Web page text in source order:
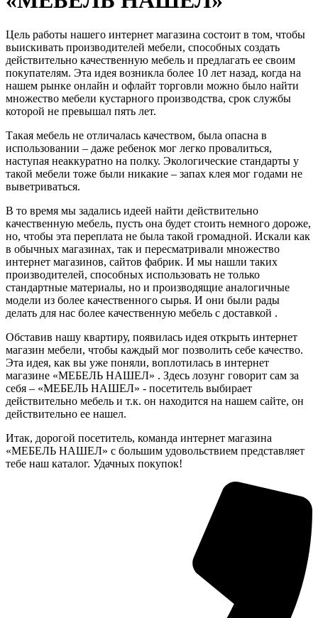
Цель работы нашего интернет магазина состоит в том, чтобы
выискивать производителей мебели, способных создать
действительно качественную мебель и предлагать ее своим
покупателям. Эта идея возникла более 10 лет назад, когда на
нашем рынке онлайн и офлайт торговли можно было найти
множество мебели кустарного производства, срок службы
которой не превышал пять лет.
Такая мебель не отличалась качеством, была опасна в
использовании – даже ребенок мог легко провалиться,
наступая неаккуратно на полку. Экологические стандарты у
такой мебели тоже были никакие – запах клея мог годами не
выветриваться.
В то время мы задались идеей найти действительно
качественную мебель, пусть она будет стоить немного дороже,
но, чтобы эта переплата не была такой громадной. Искали как
в обычных магазинах, так и пересматривали множество
интернет магазинов, сайтов фабрик. И мы нашли таких
производителей, способных использовать не только
стандартные материалы, но и производящие аналогичные
модели из более качественного сырья. И они были рады
делать для нас более качественную мебель с доставкой .
Обставив нашу квартиру, появилась идея открыть интернет
магазин мебели, чтобы каждый мог позволить себе качество.
Эта идея, как вы уже поняли, воплотилась в интернет
магазине «МЕБЕЛЬ НАШЕЛ» . Здесь лозунг говорит сам за
себя – «МЕБЕЛЬ НАШЕЛ» - посетитель выбирает
действительно мебель и т.к. он находится на нашем сайте, он
действительно ее нашел.
Итак, дорогой посетитель, команда интернет магазина
«МЕБЕЛЬ НАШЕЛ» с большим удовольствием представляет
тебе наш каталог. Удачных покупок!